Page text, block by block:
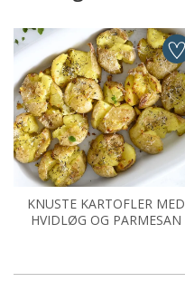
KNUSTE KARTOFLER MED
HVIDLØG OG PARMESAN